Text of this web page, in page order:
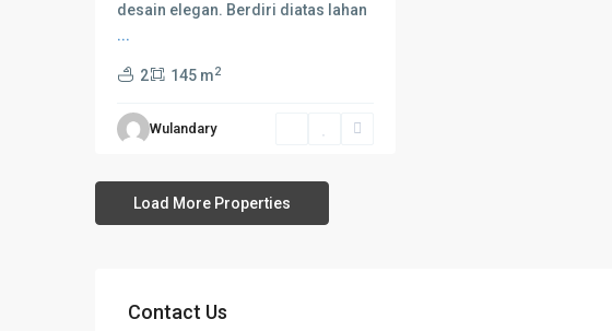
desain elegan. Berdiri diatas lahan
...
2 145 m2
Wulandary
Contact Us